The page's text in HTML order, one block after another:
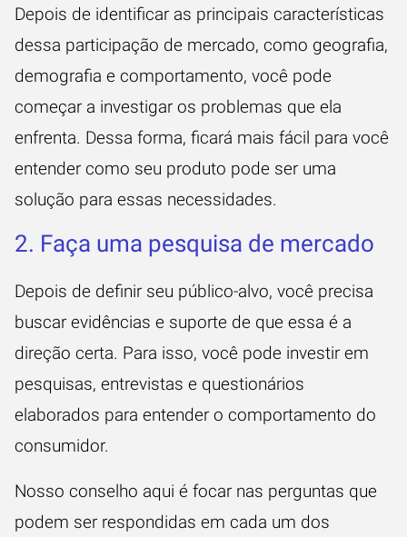
Depois de identificar as principais características
dessa participação de mercado, como geografia,
demografia e comportamento, você pode
começar a investigar os problemas que ela
enfrenta. Dessa forma, ficará mais fácil para você
entender como seu produto pode ser uma
solução para essas necessidades.
2. Faça uma pesquisa de mercado
Depois de definir seu público-alvo, você precisa
buscar evidências e suporte de que essa é a
direção certa. Para isso, você pode investir em
pesquisas, entrevistas e questionários
elaborados para entender o comportamento do
consumidor.
Nosso conselho aqui é focar nas perguntas que
podem ser respondidas em cada um dos